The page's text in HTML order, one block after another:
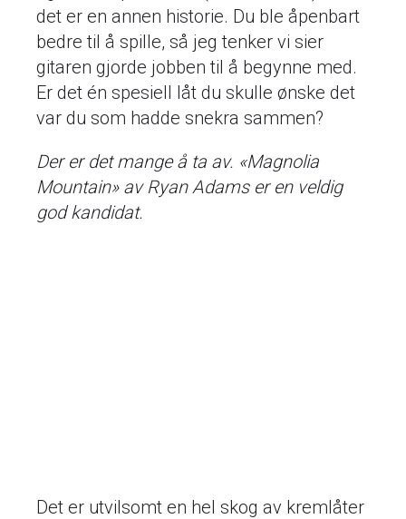
det er en annen historie. Du ble åpenbart
bedre til å spille, så jeg tenker vi sier
gitaren gjorde jobben til å begynne med.
Er det én spesiell låt du skulle ønske det
var du som hadde snekra sammen?
Der er det mange å ta av. «Magnolia
Mountain» av Ryan Adams er en veldig
god kandidat.
Det er utvilsomt en hel skog av kremlåter